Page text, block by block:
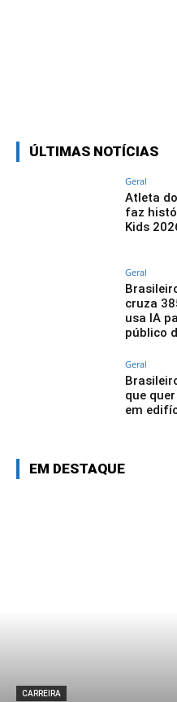
ÚLTIMAS NOTÍCIAS
Geral
Atleta
faz
Kids
Geral
cruza
usa IA
público
Geral
que
em
EM DESTAQUE
CARREIRA